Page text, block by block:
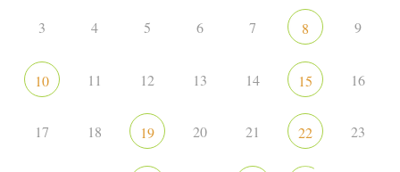
3 4 5 6 7 8 9
10 11 12 13 14 15 16
17 18 19 20 21 22 23